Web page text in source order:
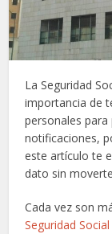
La Seguridad
importancia de
personales
notificaciones,
este artículo te
dato sin
Cada vez son
Seguridad Social